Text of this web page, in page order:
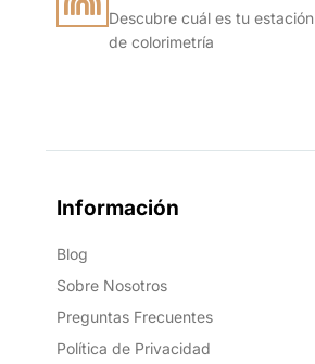
Descubre cuál es tu estación
de colorimetría
Información
Blog
Sobre Nosotros
Preguntas Frecuentes
Política de Privacidad